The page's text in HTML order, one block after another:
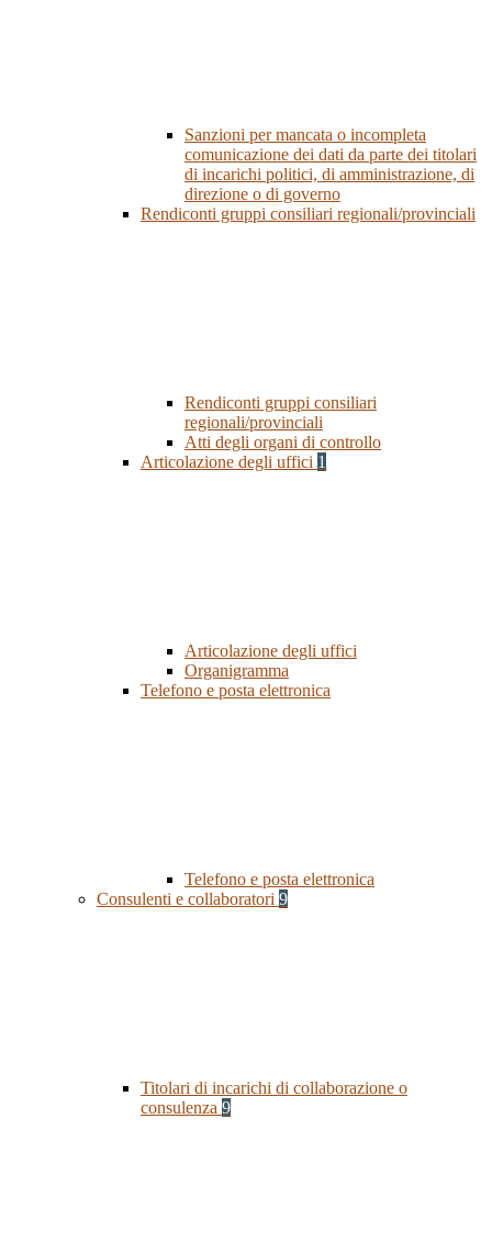
Sanzioni per mancata o incompleta
comunicazione dei dati da parte dei titolari
di incarichi politici, di amministrazione, di
direzione o di governo
Rendiconti gruppi consiliari regionali/provinciali
Rendiconti gruppi consiliari
regionali/provinciali
Atti degli organi di controllo
Articolazione degli uffici 1
Articolazione degli uffici
Organigramma
Telefono e posta elettronica
Telefono e posta elettronica
Consulenti e collaboratori 9
Titolari di incarichi di collaborazione o
consulenza 9